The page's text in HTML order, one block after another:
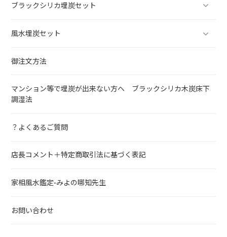
ブラックシリカ埋炭セット
風水埋炭セット
御注文方法
マンション等で埋炭が出来ない方へ ブラックシリカ木炭床下
調湿法
？よくあるご質問
店長コメント＋特定商取引法に基づく表記
家相風水鑑定-みよの哪知先生
お問い合わせ